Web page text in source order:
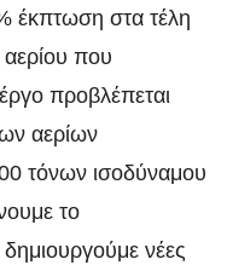
έκπτωση στα τέλη
που
προβλέπεται
αερίων
τόνων ισοδύναμου
το
νέες